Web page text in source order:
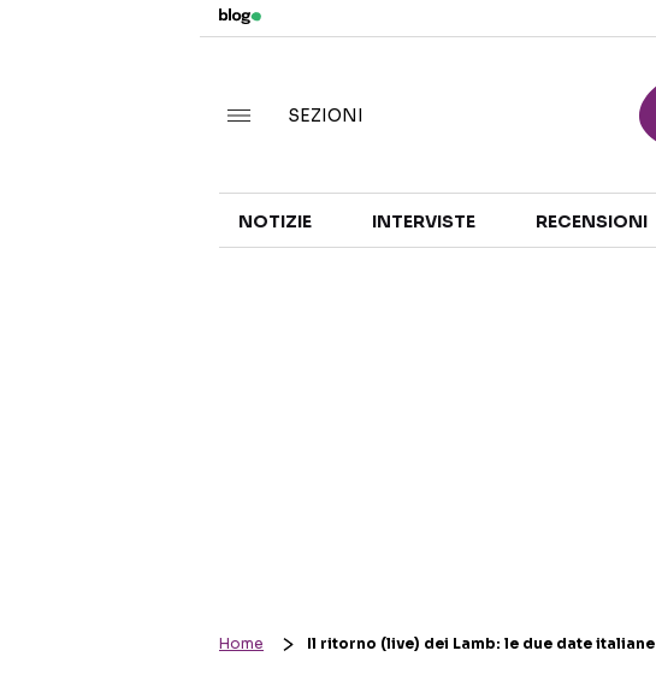
SEZIONI
NOTIZIE INTERVISTE RECENSIONI
Home Il ritorno (live) dei Lamb: le due date italiane